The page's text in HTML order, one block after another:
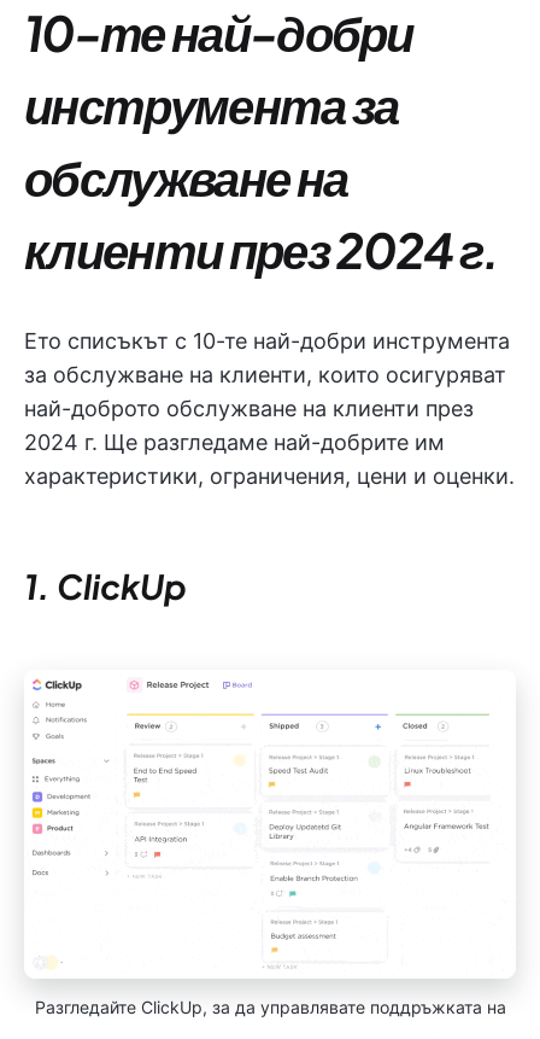
10-те най-добри
инструмента за
обслужване на
клиенти през 2024 г.
Ето списъкът с 10-те най-добри инструмента
за обслужване на клиенти, които осигуряват
най-доброто обслужване на клиенти през
2024 г. Ще разгледаме най-добрите им
характеристики, ограничения, цени и оценки.
1. ClickUp
Разгледайте ClickUp, за да управлявате поддръжката на